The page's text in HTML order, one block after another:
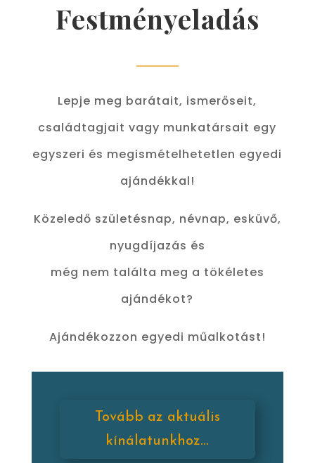
Festményeladás
Lepje meg barátait, ismerőseit,
családtagjait vagy munkatársait egy
egyszeri és megismételhetetlen egyedi
ajándékkal!
Közeledő születésnap, névnap, esküvő,
nyugdíjazás és
még nem találta meg a tökéletes
ajándékot?
Ajándékozzon egyedi műalkotást!
Tovább az aktuális
kínálatunkhoz...